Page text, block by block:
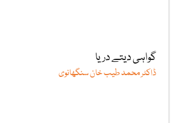
گواہی دیتے دریا
ڈاکٹر محمد طیب خان سنگھانوی